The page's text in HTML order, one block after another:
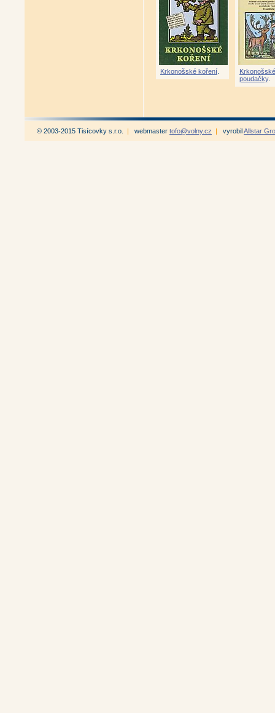
Krkonošské koření
Krkonošské
poudačky.
© 2003-2015 Tisícovky s.r.o. | webmaster tofo@volny.cz | vyrobilAllstar